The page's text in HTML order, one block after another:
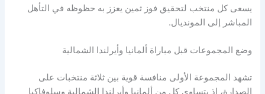
يسعى كل منتخب لتحقيق فوز ثمين يعزز به حظوظه في التأهل
المباشر إلى المونديال.
وضع المجموعات قبل مباراة ألمانيا وأيرلندا الشمالية
تشهد المجموعة الأولى منافسة قوية بين ثلاثة منتخبات على
الصدارة، إذ يتساوى كل من ألمانيا وأيرلندا الشمالية وسلوفاكيا